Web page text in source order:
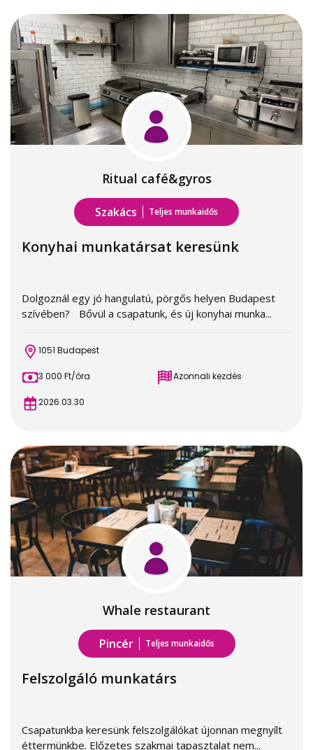
Ritual café&gyros
Szakács Teljes munkaidős
Konyhai munkatársat keresünk
Dolgoznál egy jó hangulatú, pörgős helyen Budapest
szívében? Bővül a csapatunk, és új konyhai munka...
1051 Budapest
3 000 Ft/óra Azonnali kezdés
2026.03.30
Whale restaurant
Pincér Teljes munkaidős
Felszolgáló munkatárs
Csapatunkba keresünk felszolgálókat újonnan megnyílt
éttermünkbe. Előzetes szakmai tapasztalat nem...